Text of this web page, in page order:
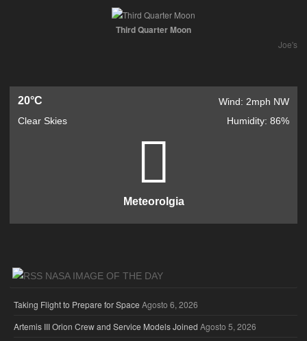
Third Quarter Moon
Joe's
20°C
Wind: 2mph NW
Clear Skies
Humidity: 86%
Meteorolgia
NASA IMAGE OF THE DAY
Taking Flight to Prepare for Space Agosto 6, 2026
Artemis III Orion Crew and Service Models Joined Agosto 5, 2026